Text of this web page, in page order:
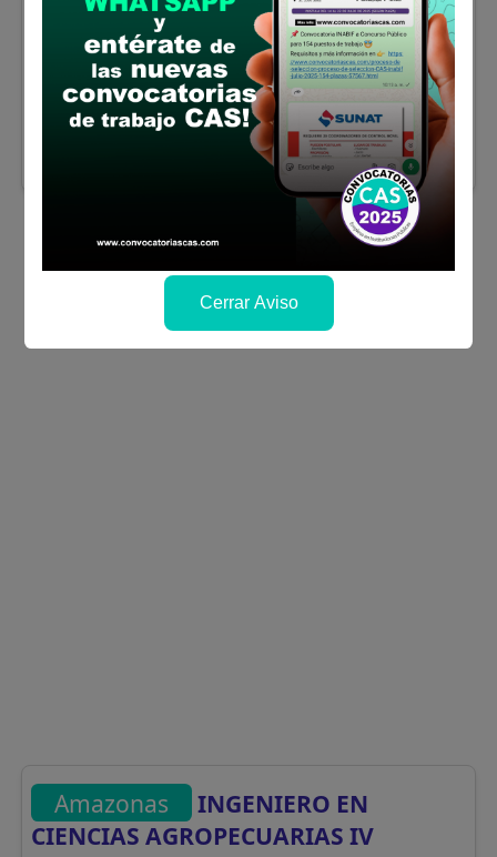
Ingeniería en Ciencias Agrarias, Economía,
Contabilidad, Administración o carreras
afines
Sueldo:3500
Finalizó el: 18/02/2026
Amazonas
INGENIERO EN
CIENCIAS AGROPECUARIAS IV
Cerrar Aviso